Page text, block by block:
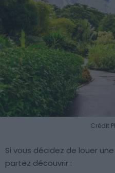
Crédit
Si vous décidez de louer
partez découvrir :